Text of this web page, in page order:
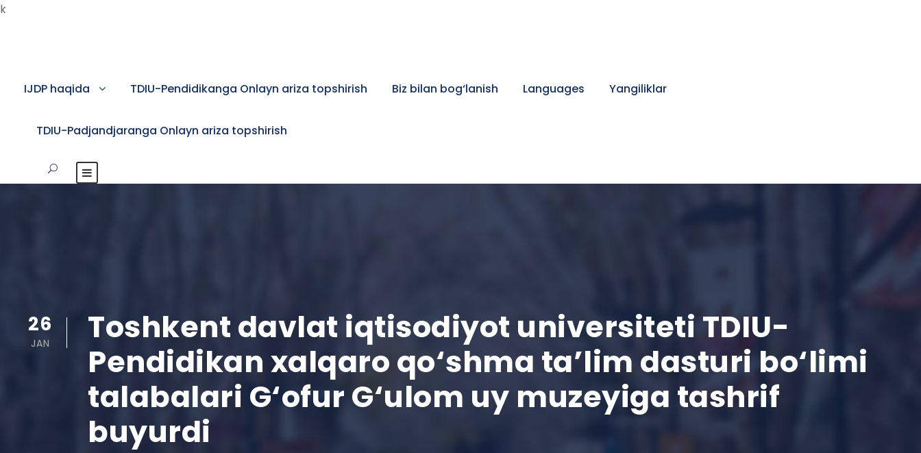
k
IJDP haqida TDIU-Pendidikanga Onlayn ariza topshirish Biz bilan bog‘lanish Languages Yangiliklar
TDIU-Padjandjaranga Onlayn ariza topshirish
26
JAN
Toshkent davlat iqtisodiyot universiteti TDIU-
Pendidikan xalqaro qo‘shma ta’lim dasturi bo‘limi
talabalari G‘ofur G‘ulom uy muzeyiga tashrif
buyurdi